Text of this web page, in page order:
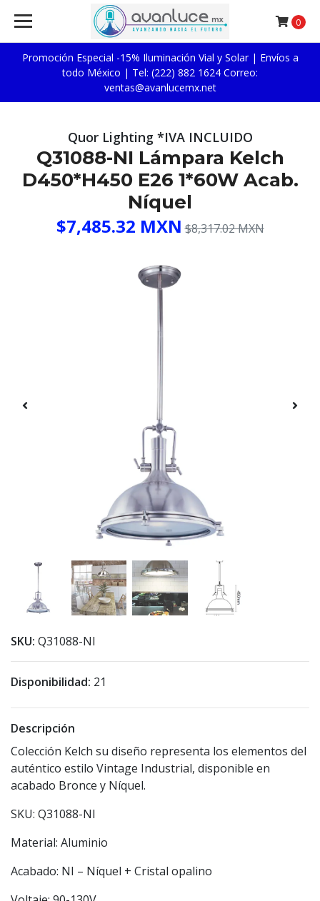
Promoción Especial -15% Iluminación Vial y Solar | Envíos a
todo México | Tel: (222) 882 1624 Correo:
ventas@avanlucemx.net
0
Quor Lighting *IVA INCLUIDO
Q31088-NI Lámpara Kelch
D450*H450 E26 1*60W Acab.
Níquel
$7,485.32 MXN $8,317.02 MXN
SKU: Q31088-NI
Disponibilidad: 21
Descripción
Colección Kelch su diseño representa los elementos del
auténtico estilo Vintage Industrial, disponible en
acabado Bronce y Níquel.
SKU: Q31088-NI
Material: Aluminio
Acabado: NI – Níquel + Cristal opalino